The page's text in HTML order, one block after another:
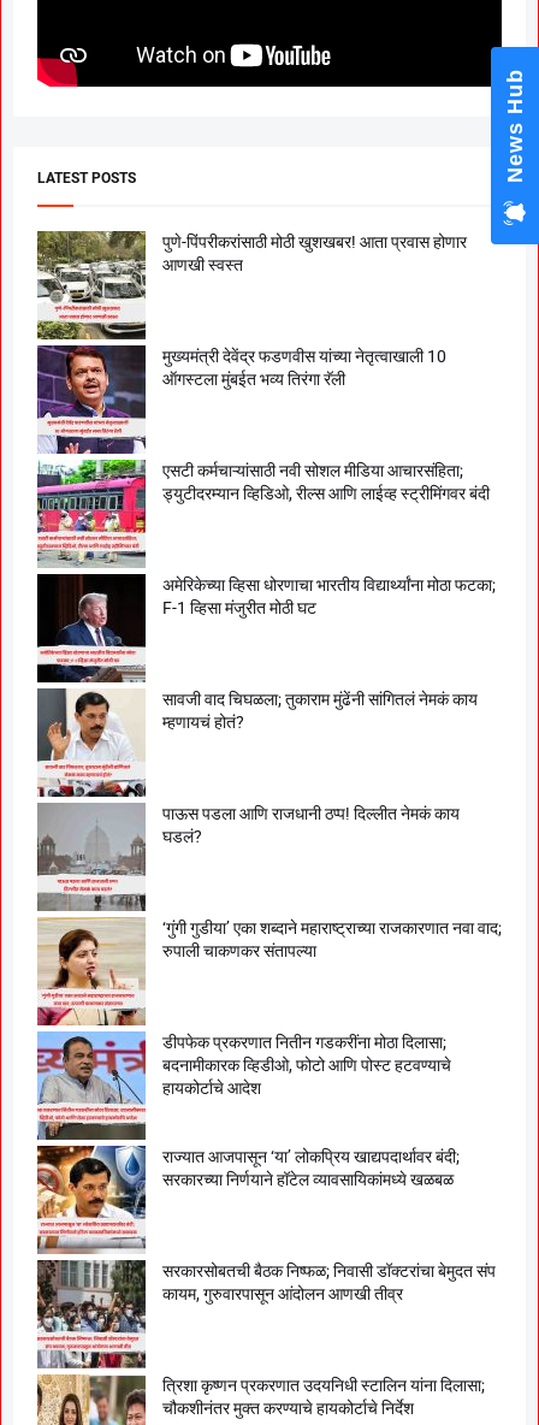
LATEST POSTS
पुणे-पिंपरीकरांसाठी मोठी खुशखबर! आता प्रवास होणार
आणखी स्वस्त
मुख्यमंत्री देवेंद्र फडणवीस यांच्या नेतृत्वाखाली 10
ऑगस्टला मुंबईत भव्य तिरंगा रॅली
एसटी कर्मचाऱ्यांसाठी नवी सोशल मीडिया आचारसंहिता;
ड्युटीदरम्यान व्हिडिओ, रील्स आणि लाईव्ह स्ट्रीमिंगवर बंदी
अमेरिकेच्या व्हिसा धोरणाचा भारतीय विद्यार्थ्यांना मोठा फटका;
F-1 व्हिसा मंजुरीत मोठी घट
सावजी वाद चिघळला; तुकाराम मुंढेंनी सांगितलं नेमकं काय
म्हणायचं होतं?
पाऊस पडला आणि राजधानी ठप्प! दिल्लीत नेमकं काय
घडलं?
‘गुंगी गुडीया’ एका शब्दाने महाराष्ट्राच्या राजकारणात नवा वाद;
रुपाली चाकणकर संतापल्या
डीपफेक प्रकरणात नितीन गडकरींना मोठा दिलासा;
बदनामीकारक व्हिडीओ, फोटो आणि पोस्ट हटवण्याचे
हायकोर्टाचे आदेश
राज्यात आजपासून ‘या’ लोकप्रिय खाद्यपदार्थावर बंदी;
सरकारच्या निर्णयाने हॉटेल व्यावसायिकांमध्ये खळबळ
सरकारसोबतची बैठक निष्फळ; निवासी डॉक्टरांचा बेमुदत संप
कायम, गुरुवारपासून आंदोलन आणखी तीव्र
त्रिशा कृष्णन प्रकरणात उदयनिधी स्टालिन यांना दिलासा;
चौकशीनंतर मुक्त करण्याचे हायकोर्टाचे निर्देश
News Hub